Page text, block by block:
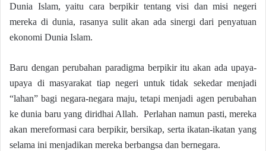
Dunia Islam, yaitu cara berpikir tentang visi dan misi negeri
mereka di dunia, rasanya sulit akan ada sinergi dari penyatuan
ekonomi Dunia Islam.
Baru dengan perubahan paradigma berpikir itu akan ada upaya-
upaya di masyarakat tiap negeri untuk tidak sekedar menjadi
“lahan” bagi negara-negara maju, tetapi menjadi agen perubahan
ke dunia baru yang diridhai Allah. Perlahan namun pasti, mereka
akan mereformasi cara berpikir, bersikap, serta ikatan-ikatan yang
selama ini menjadikan mereka berbangsa dan bernegara.